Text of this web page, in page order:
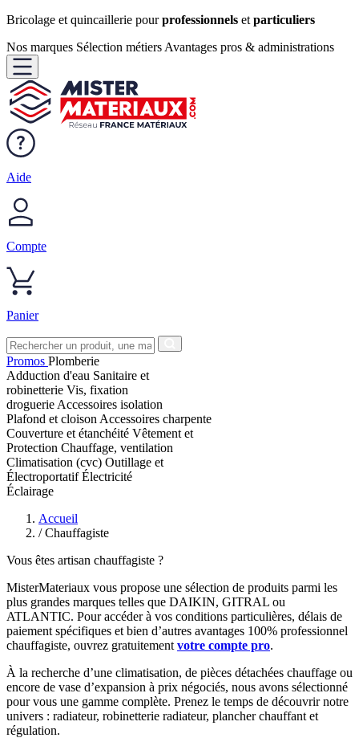
Bricolage et quincaillerie pourprofessionnels et particuliers
Nos marques Sélection métiers Avantages pros & administrations
Aide
Compte
Panier
Promos Plomberie
Adduction d'eau Sanitaire et
robinetterie Vis, fixation
droguerie Accessoires isolation
Plafond et cloison Accessoires charpente
Couverture et étanchéité Vêtement et
Protection Chauffage, ventilation
Climatisation (cvc) Outillage et
ÉlectroportatifÉlectricité
Éclairage
Accueil
/ Chauffagiste
Vous êtes artisan chauffagiste ?
MisterMateriaux vous propose une sélection de produits parmi les
plus grandes marques telles que DAIKIN, GITRAL ou
ATLANTIC. Pour accéder à vos conditions particulières, délais de
paiement spécifiques et bien d’autres avantages 100% professionnel
chauffagiste, ouvrez gratuitement votre compte pro.
À la recherche d’une climatisation, de pièces détachées chauffage ou
encore de vase d’expansion à prix négociés, nous avons sélectionné
pour vous une gamme complète. Prenez le temps de découvrir notre
univers : radiateur, robinetterie radiateur, plancher chauffant et
régulation.